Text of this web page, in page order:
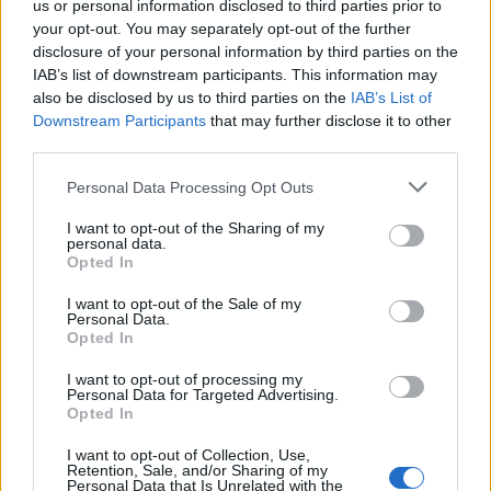
us or personal information disclosed to third parties prior to
your opt-out. You may separately opt-out of the further
disclosure of your personal information by third parties on the
IAB’s list of downstream participants. This information may
also be disclosed by us to third parties on the IAB’s List of
Downstream Participants that may further disclose it to other
Personal Data Processing Opt Outs
I want to opt-out of the Sharing of my
personal data.
Opted In
I want to opt-out of the Sale of my
Personal Data.
Opted In
I want to opt-out of processing my
Personal Data for Targeted Advertising.
Opted In
I want to opt-out of Collection, Use,
Retention, Sale, and/or Sharing of my
Personal Data that Is Unrelated with the
aggiuntivi.
• Percorsi stradali personalizzati in base alle dimensioni e al peso del
veicolo.
• App Garmin Tread per pianificare su smartphone i percorsi con le
stesse mappe, profili e preferenze di percorso disponibili sul
Tracker di Garmin, per il rilevamento della posizione e la
messaggistica predefinita via VHF.
• Compatibilità con la digital box Garmin PowerSwitch™ per
dispositivo.
• Per l’ambito cinofilo, è disponibile l’associazione ad alcuni
dal veicolo.
Il nuovo Garmin Tread XL Overland Edition è stato selezionato come
vincitore del CES 2022 Innovation Awardse sarà esposto nello stand